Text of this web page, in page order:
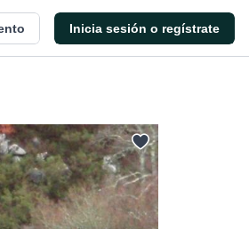
Inicia sesión o regístrate